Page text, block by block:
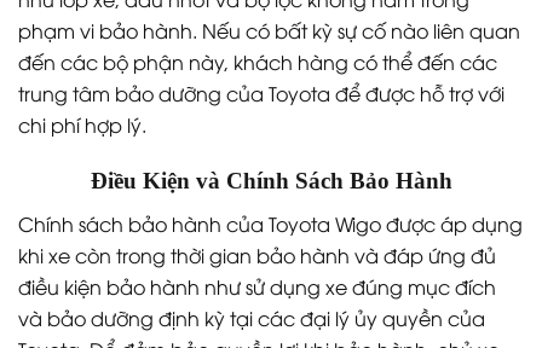
phạm vi bảo hành. Nếu có bất kỳ sự cố nào liên quan
đến các bộ phận này, khách hàng có thể đến các
trung tâm bảo dưỡng của Toyota để được hỗ trợ với
chi phí hợp lý.
Điều Kiện và Chính Sách Bảo Hành
Chính sách bảo hành của Toyota Wigo được áp dụng
khi xe còn trong thời gian bảo hành và đáp ứng đủ
điều kiện bảo hành như sử dụng xe đúng mục đích
và bảo dưỡng định kỳ tại các đại lý ủy quyền của